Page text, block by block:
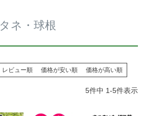
タネ・球根
レビュー順 価格が安い順 価格が高い順
5件中 1-5件表示